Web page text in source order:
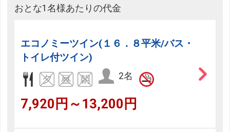
おとな1名様あたりの代金
エコノミーツイン(１６．８平米/バス・
トイレ付ツイン)
2名
7,920円～13,200円